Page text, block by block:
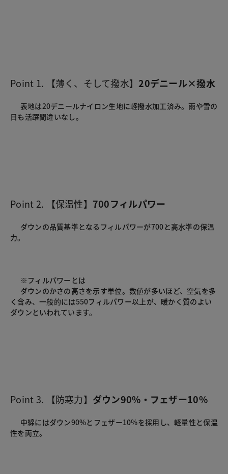
Point 1. 【薄く、そして撥水】20デニール×撥水
日も活躍間違いなし。
Point 2. 【保温性】 700フィルパワー
力。
く含み、一般的には550フィルパワー以上が、暖かく質のよい
ダウンといわれています。
Point 3. 【防寒力】 ダウン90%・フェザー10%
性を両立。